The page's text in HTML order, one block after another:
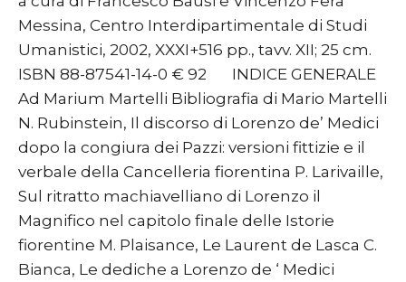
Messina, Centro Interdipartimentale di Studi
Umanistici, 2002, XXXI+516 pp., tavv. XII; 25 cm.
ISBN 88-87541-14-0 € 92 INDICE GENERALE
Ad Marium Martelli Bibliografia di Mario Martelli
N. Rubinstein, Il discorso di Lorenzo de’ Medici
dopo la congiura dei Pazzi: versioni fittizie e il
verbale della Cancelleria fiorentina P. Larivaille,
Sul ritratto machiavelliano di Lorenzo il
Magnifico nel capitolo finale delle Istorie
fiorentine M. Plaisance, Le Laurent de Lasca C.
Bianca, Le dediche a Lorenzo de ‘ Medici